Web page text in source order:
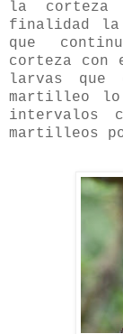
la corteza
finalidad la
que
corteza con
larvas que
martilleo lo
intervalos
martilleos